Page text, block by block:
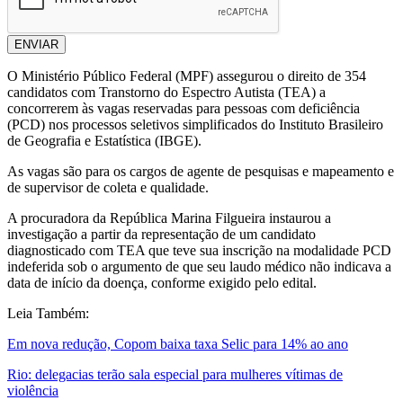
ENVIAR
O Ministério Público Federal (MPF) assegurou o direito de 354
candidatos com Transtorno do Espectro Autista (TEA) a
concorrerem às vagas reservadas para pessoas com deficiência
(PCD) nos processos seletivos simplificados do Instituto Brasileiro
de Geografia e Estatística (IBGE).
As vagas são para os cargos de agente de pesquisas e mapeamento e
de supervisor de coleta e qualidade.
A procuradora da República Marina Filgueira instaurou a
investigação a partir da representação de um candidato
diagnosticado com TEA que teve sua inscrição na modalidade PCD
indeferida sob o argumento de que seu laudo médico não indicava a
data de início da doença, conforme exigido pelo edital.
Leia Também:
Em nova redução, Copom baixa taxa Selic para 14% ao ano
Rio: delegacias terão sala especial para mulheres vítimas de
violência